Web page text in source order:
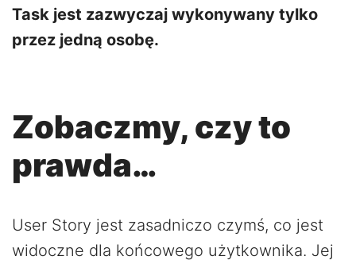
Task jest zazwyczaj wykonywany tylko
przez jedną osobę.
Zobaczmy, czy to
prawda…
User Story jest zasadniczo czymś, co jest
widoczne dla końcowego użytkownika. Jej